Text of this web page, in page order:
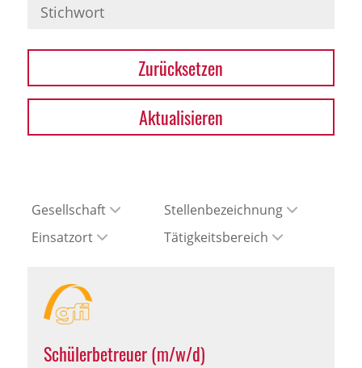
Zurücksetzen
Aktualisieren
Gesellschaft
Stellenbezeichnung
Einsatzort
Tätigkeitsbereich
Schülerbetreuer (m/w/d)